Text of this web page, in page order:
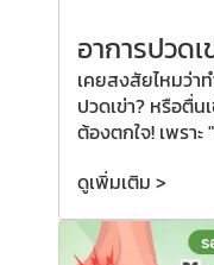
อาการปวดเ
เคยสงสัยไหมว่า
ปวดเข่า? หรือตื่น
ต้องตกใจ! เพราะ
ดูเพิ่มเติม >